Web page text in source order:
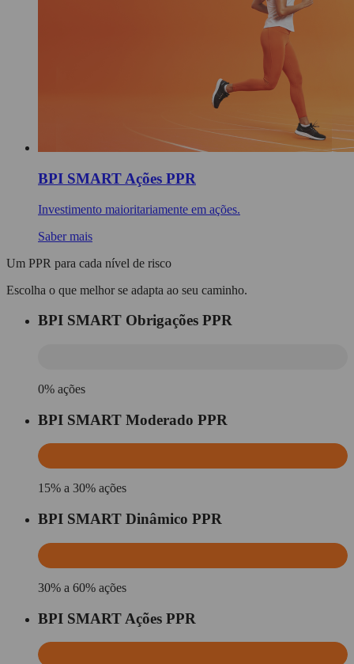
BPI SMART Ações PPR
Investimento maioritariamente em ações.
Saber mais
Um PPR para cada nível de risco
Escolha o que melhor se adapta ao seu caminho.
BPI SMART Obrigações PPR
0% ações
BPI SMART Moderado PPR
15% a 30% ações
BPI SMART Dinâmico PPR
30% a 60% ações
BPI SMART Ações PPR